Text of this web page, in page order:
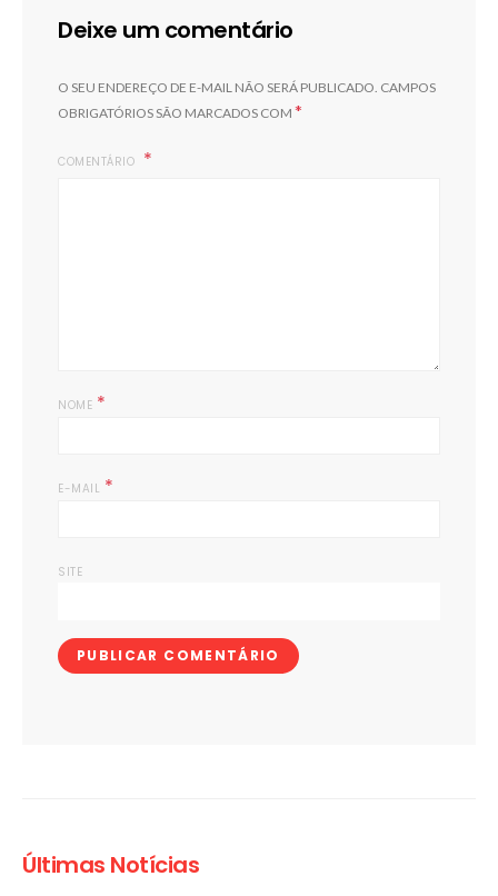
Deixe um comentário
O SEU ENDEREÇO DE E-MAIL NÃO SERÁ PUBLICADO. CAMPOS
OBRIGATÓRIOS SÃO MARCADOS COM *
COMENTÁRIO
NOME *
E-MAIL *
SITE
Últimas Notícias